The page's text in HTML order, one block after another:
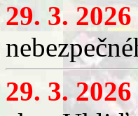
29. 3.
29. 3.